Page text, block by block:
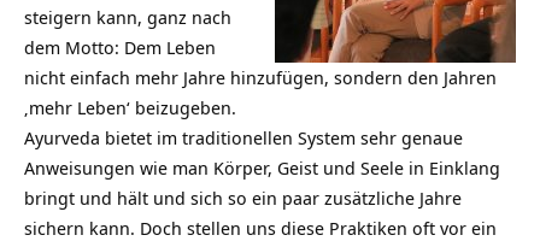
steigern kann, ganz nach
dem Motto: Dem Leben
nicht einfach mehr Jahre hinzufügen, sondern den Jahren
‚mehr Leben‘ beizugeben.
Ayurveda bietet im traditionellen System sehr genaue
Anweisungen wie man Körper, Geist und Seele in Einklang
bringt und hält und sich so ein paar zusätzliche Jahre
sichern kann. Doch stellen uns diese Praktiken oft vor ein